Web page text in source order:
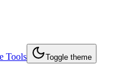
Tools Toggle theme